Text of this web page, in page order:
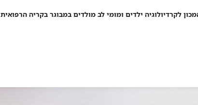
לקרדיולוגיה ילדים ומומי לב מולדים במבוגר בקריה הרפואית